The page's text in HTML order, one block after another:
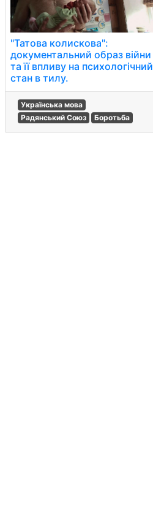
"Татова колискова":
документальний образ війни
та її впливу на психологічний
стан в тилу.
Українська мова
Радянський Союз
Боротьба